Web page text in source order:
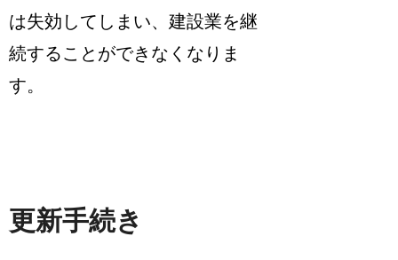
は失効してしまい、建設業を継
続することができなくなりま
す。
更新手続き